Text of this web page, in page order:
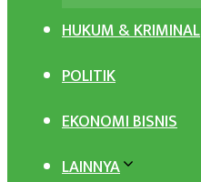
HUKUM & KRIMINAL
POLITIK
EKONOMI BISNIS
LAINNYA